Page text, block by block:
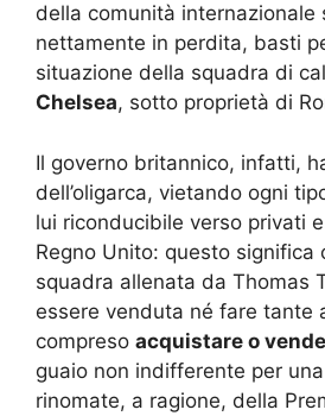
della comunità internazionale
nettamente in perdita, basti
situazione della squadra di
Chelsea, sotto proprietà di
Il governo britannico, infatti,
dell’oligarca, vietando ogni
lui riconducibile verso privati
Regno Unito: questo significa
squadra allenata da Thomas
essere venduta né fare tante
compreso acquistare o
guaio non indifferente per
rinomate, a ragione, della